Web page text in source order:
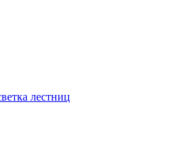
лестниц